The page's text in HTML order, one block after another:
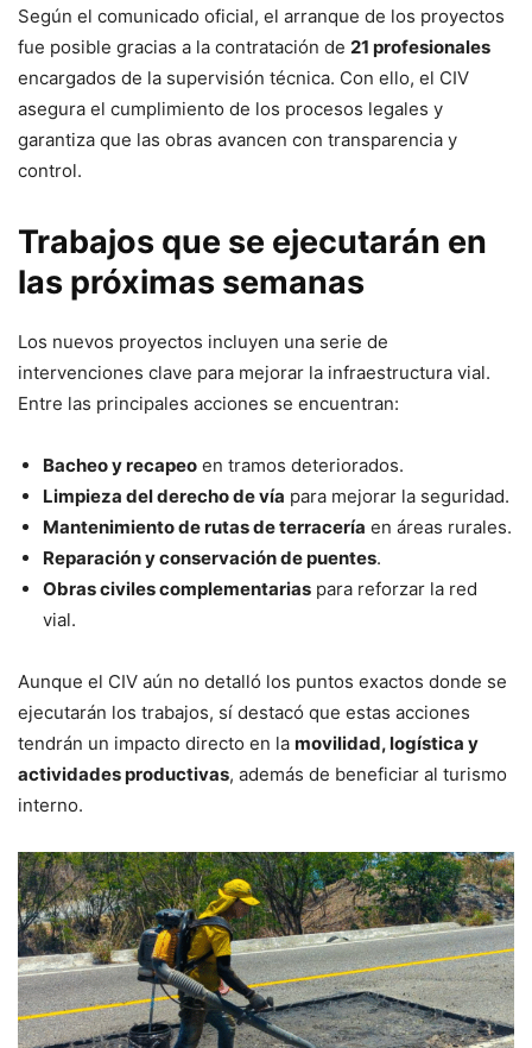
Según el comunicado oficial, el arranque de los proyectos
fue posible gracias a la contratación de 21 profesionales
encargados de la supervisión técnica. Con ello, el CIV
asegura el cumplimiento de los procesos legales y
garantiza que las obras avancen con transparencia y
control.
Trabajos que se ejecutarán en
las próximas semanas
Los nuevos proyectos incluyen una serie de
intervenciones clave para mejorar la infraestructura vial.
Entre las principales acciones se encuentran:
Bacheo y recapeo en tramos deteriorados.
Limpieza del derecho de vía para mejorar la seguridad.
Mantenimiento de rutas de terracería en áreas rurales.
Reparación y conservación de puentes.
Obras civiles complementarias para reforzar la red
vial.
Aunque el CIV aún no detalló los puntos exactos donde se
ejecutarán los trabajos, sí destacó que estas acciones
tendrán un impacto directo en la movilidad, logística y
actividades productivas, además de beneficiar al turismo
interno.